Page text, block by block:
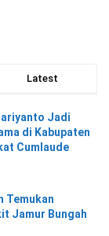
Latest
Jadi
di Kabupaten
Cumlaude
Temukan
Jamur Bungah